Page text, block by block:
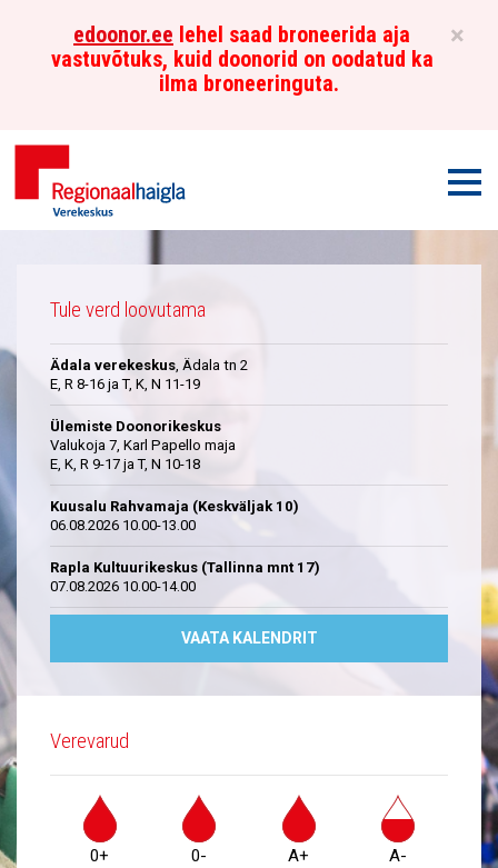
×
edoonor.ee lehel saad broneerida aja
vastuvõtuks, kuid doonorid on oodatud ka
ilma broneeringuta.
Eesti
Regionaalhaigla
Verekeskus
Tule verd loovutama
Ädala verekeskus , Ädala tn 2
E, R 8-16 ja T, K, N 11-19
Ülemiste Doonorikeskus
Valukoja 7, Karl Papello maja
E, K, R 9-17 ja T, N 10-18
Kuusalu Rahvamaja (Keskväljak 10)
06.08.2026 10.00-13.00
Rapla Kultuurikeskus (Tallinna mnt 17)
07.08.2026 10.00-14.00
VAATA KALENDRIT
Verevarud
0+ 0- A+ A-